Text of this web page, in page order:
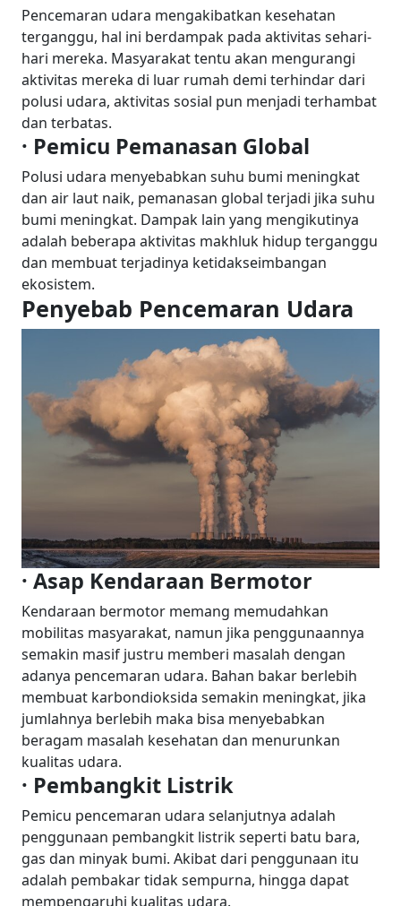
Pencemaran udara mengakibatkan kesehatan
terganggu, hal ini berdampak pada aktivitas sehari-
hari mereka. Masyarakat tentu akan mengurangi
aktivitas mereka di luar rumah demi terhindar dari
polusi udara, aktivitas sosial pun menjadi terhambat
dan terbatas.
· Pemicu Pemanasan Global
Polusi udara menyebabkan suhu bumi meningkat
dan air laut naik, pemanasan global terjadi jika suhu
bumi meningkat. Dampak lain yang mengikutinya
adalah beberapa aktivitas makhluk hidup terganggu
dan membuat terjadinya ketidakseimbangan
ekosistem.
Penyebab Pencemaran Udara
· Asap Kendaraan Bermotor
Kendaraan bermotor memang memudahkan
mobilitas masyarakat, namun jika penggunaannya
semakin masif justru memberi masalah dengan
adanya pencemaran udara. Bahan bakar berlebih
membuat karbondioksida semakin meningkat, jika
jumlahnya berlebih maka bisa menyebabkan
beragam masalah kesehatan dan menurunkan
kualitas udara.
· Pembangkit Listrik
Pemicu pencemaran udara selanjutnya adalah
penggunaan pembangkit listrik seperti batu bara,
gas dan minyak bumi. Akibat dari penggunaan itu
adalah pembakar tidak sempurna, hingga dapat
mempengaruhi kualitas udara.